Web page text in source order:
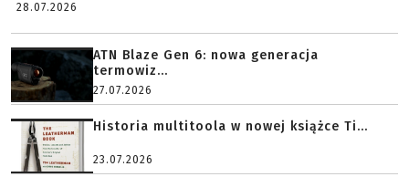
28.07.2026
ATN Blaze Gen 6: nowa generacja
termowiz...
27.07.2026
Historia multitoola w nowej książce Ti...
23.07.2026